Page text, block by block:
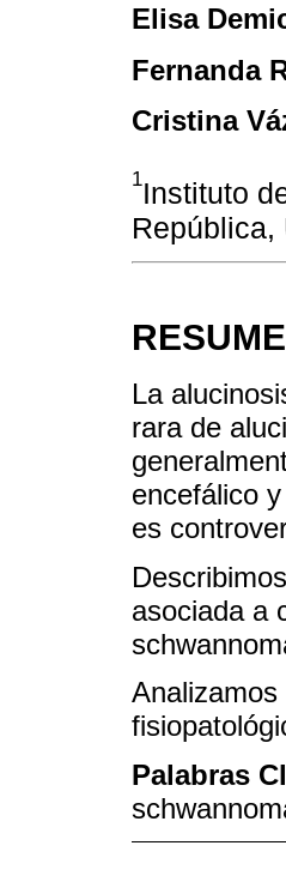
Elisa
Fernanda
Cristina
1Instituto
República,
La
rara de
encefálico
es
asociada a
Palabras